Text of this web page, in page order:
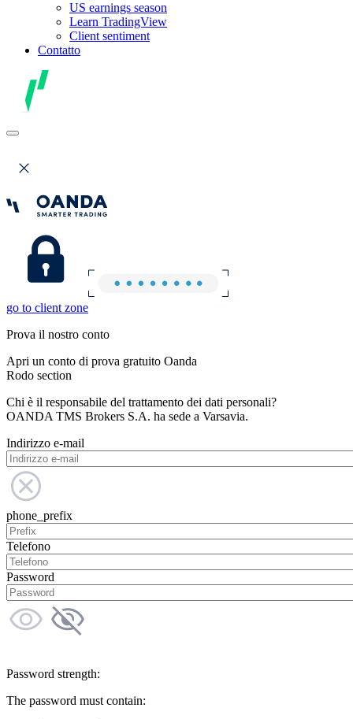
US earnings season
Learn TradingView
Client sentiment
Contatto
go to client zone
Prova il nostro conto
Apri un conto di prova gratuito Oanda
Rodo section
Chi è il responsabile del trattamento dei dati personali?
OANDA TMS Brokers S.A. ha sede a Varsavia.
Indirizzo e-mail
phone_prefix
Telefono
Password
Password strength:
The password must contain: